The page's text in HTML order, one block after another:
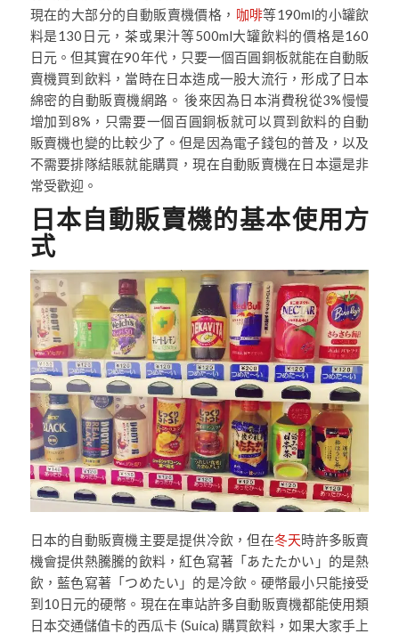
現在的大部分的自動販賣機價格， 咖啡等190ml的小罐飲
料是130日元，茶或果汁等500ml大罐飲料的價格是160
日元。但其實在90年代，只要一個百圓銅板就能在自動販
賣機買到飲料，當時在日本造成一股大流行，形成了日本
綿密的自動販賣機網路。 後來因為日本消費稅從3%慢慢
增加到8%，只需要一個百圓銅板就可以買到飲料的自動
販賣機也變的比較少了。但是因為電子錢包的普及，以及
不需要排隊結賬就能購買，現在自動販賣機在日本還是非
常受歡迎。
日本自動販賣機的基本使用方
式
日本的自動販賣機主要是提供冷飲，但在冬天時許多販賣
機會提供熱騰騰的飲料，紅色寫著「あたたかい」的是熱
飲，藍色寫著「つめたい」的是冷飲。硬幣最小只能接受
到10日元的硬幣。現在在車站許多自動販賣機都能使用類
日本交通儲值卡的西瓜卡 (Suica) 購買飲料，如果大家手上